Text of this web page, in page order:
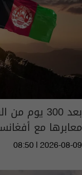
بعد 300
معابرها مع
08:50 | 2026-08-09